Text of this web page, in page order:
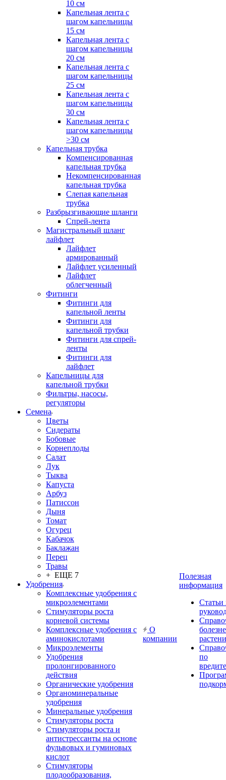
10 см
Капельная лента с
шагом капельницы
15 см
Капельная лента с
шагом капельницы
20 см
Капельная лента с
шагом капельницы
25 см
Капельная лента с
шагом капельницы
30 см
Капельная лента с
шагом капельницы
>30 см
Капельная трубка
Компенсированная
капельная трубка
Некомпенсированная
капельная трубка
Слепая капельная
трубка
Разбрызгивающие шланги
Спрей-лента
Магистральный шланг
лайфлет
Лайфлет
армированный
Лайфлет усиленный
Лайфлет
облегченный
Фитинги
Фитинги для
капельной ленты
Фитинги для
капельной трубки
Фитинги для спрей-
ленты
Фитинги для
лайфлет
Капельницы для
капельной трубки
Фильтры, насосы,
регуляторы
Семена
Цветы
Сидераты
Бобовые
Корнеплоды
Салат
Лук
Тыква
Капуста
Арбуз
Патиссон
Дыня
Томат
Огурец
Кабачок
Баклажан
Перец
Травы
+ ЕЩЕ 7
Удобрения
Комплексные удобрения с
микроэлементами
Стимуляторы роста
корневой системы
Комплексные удобрения с
аминокислотами
Микроэлементы
Удобрения
пролонгированного
действия
Органические удобрения
Органоминеральные
удобрения
Минеральные удобрения
Стимуляторы роста
Стимуляторы роста и
антистрессанты на основе
фульвовых и гуминовых
кислот
Стимуляторы
плодообразования,
О
компании
Полезная
информация
Статьи
по